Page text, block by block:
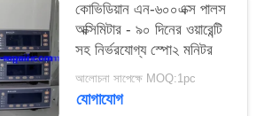
কোভিডিয়ান এন-৬০০এক্স পালস
অক্সিমিটার - ৯০ দিনের ওয়ারেন্টি
সহ নির্ভরযোগ্য স্পো২ মনিটর
আলোচনা সাপেক্ষে MOQ:1pc
যোগাযোগ